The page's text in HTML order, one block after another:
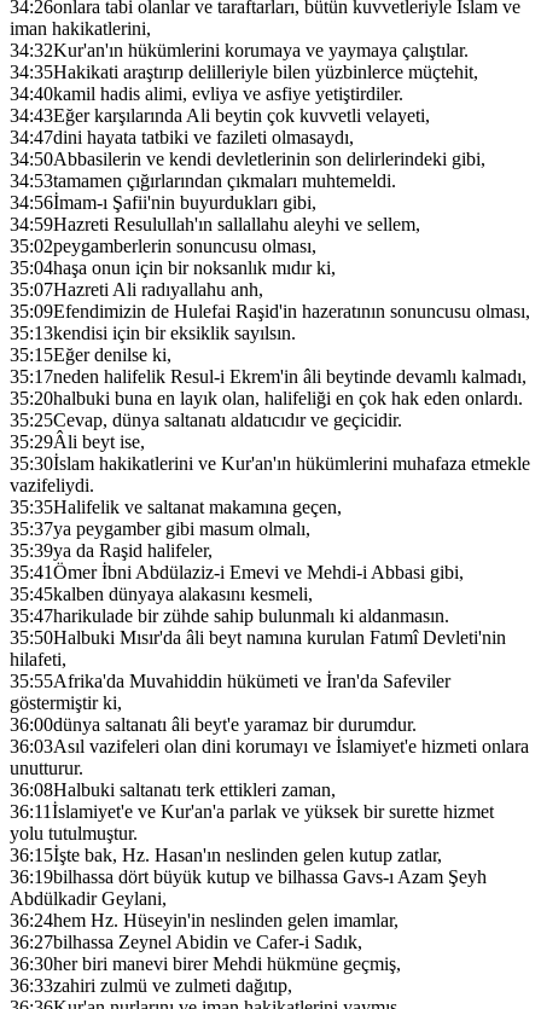
34:26onlara tabi olanlar ve taraftarları, bütün kuvvetleriyle İslam ve
iman hakikatlerini,
34:32Kur'an'ın hükümlerini korumaya ve yaymaya çalıştılar.
34:35Hakikati araştırıp delilleriyle bilen yüzbinlerce müçtehit,
34:40kamil hadis alimi, evliya ve asfiye yetiştirdiler.
34:43Eğer karşılarında Ali beytin çok kuvvetli velayeti,
34:47dini hayata tatbiki ve fazileti olmasaydı,
34:50Abbasilerin ve kendi devletlerinin son delirlerindeki gibi,
34:53tamamen çığırlarından çıkmaları muhtemeldi.
34:56İmam-ı Şafii'nin buyurdukları gibi,
34:59Hazreti Resulullah'ın sallallahu aleyhi ve sellem,
35:02peygamberlerin sonuncusu olması,
35:04haşa onun için bir noksanlık mıdır ki,
35:07Hazreti Ali radıyallahu anh,
35:09Efendimizin de Hulefai Raşid'in hazeratının sonuncusu olması,
35:13kendisi için bir eksiklik sayılsın.
35:15Eğer denilse ki,
35:17neden halifelik Resul-i Ekrem'in âli beytinde devamlı kalmadı,
35:20halbuki buna en layık olan, halifeliği en çok hak eden onlardı.
35:25Cevap, dünya saltanatı aldatıcıdır ve geçicidir.
35:29Âli beyt ise,
35:30İslam hakikatlerini ve Kur'an'ın hükümlerini muhafaza etmekle
vazifeliydi.
35:35Halifelik ve saltanat makamına geçen,
35:37ya peygamber gibi masum olmalı,
35:39ya da Raşid halifeler,
35:41Ömer İbni Abdülaziz-i Emevi ve Mehdi-i Abbasi gibi,
35:45kalben dünyaya alakasını kesmeli,
35:47harikulade bir zühde sahip bulunmalı ki aldanmasın.
35:50Halbuki Mısır'da âli beyt namına kurulan Fatımî Devleti'nin
hilafeti,
35:55Afrika'da Muvahiddin hükümeti ve İran'da Safeviler
göstermiştir ki,
36:00dünya saltanatı âli beyt'e yaramaz bir durumdur.
36:03Asıl vazifeleri olan dini korumayı ve İslamiyet'e hizmeti onlara
unutturur.
36:08Halbuki saltanatı terk ettikleri zaman,
36:11İslamiyet'e ve Kur'an'a parlak ve yüksek bir surette hizmet
yolu tutulmuştur.
36:15İşte bak, Hz. Hasan'ın neslinden gelen kutup zatlar,
36:19bilhassa dört büyük kutup ve bilhassa Gavs-ı Azam Şeyh
Abdülkadir Geylani,
36:24hem Hz. Hüseyin'in neslinden gelen imamlar,
36:27bilhassa Zeynel Abidin ve Cafer-i Sadık,
36:30her biri manevi birer Mehdi hükmüne geçmiş,
36:33zahiri zulmü ve zulmeti dağıtıp,